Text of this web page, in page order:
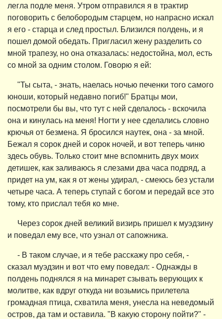
легла подле меня. Утром отправился я в трактир
поговорить с белобородым старцем, но напрасно искал
я его - старца и след простыл. Близился полдень, и я
пошел домой обедать. Пригласил жену разделить со
мной трапезу, но она отказалась: недостойна, мол, есть
со мной за одним столом. Говорю я ей:
"Ты сыта, - знать, наелась ночью печенки того самого
юноши, который недавно погиб!" Братцы мои,
посмотрели бы вы, что тут с ней сделалось - вскочила
она и кинулась на меня! Ногти у нее сделались словно
крючья от безмена. Я бросился наутек, она - за мной.
Бежал я сорок дней и сорок ночей, и вот теперь чиню
здесь обувь. Только стоит мне вспомнить двух моих
детишек, как заливаюсь я слезами два часа подряд, а
придет на ум, как я от жены удирал, - смеюсь без устали
четыре часа. А теперь ступай с богом и передай все это
тому, кто прислал тебя ко мне.
Через сорок дней великий визирь пришел к муэдзину
и поведал ему все, что узнал от сапожника.
- В таком случае, и я тебе расскажу про себя, -
сказал муэдзин и вот что ему поведал: - Однажды в
полдень поднялся я на минарет сзывать верующих к
молитве, как вдруг откуда ни возьмись прилетела
громадная птица, схватила меня, унесла на неведомый
остров, да там и оставила. "В какую сторону пойти?" -